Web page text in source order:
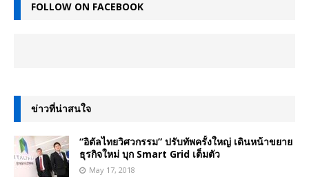
FOLLOW ON FACEBOOK
ข่าวที่น่าสนใจ
“อิตัลไทยวิศวกรรม” ปรับทัพครั้งใหญ่ เดินหน้าขยาย
ธุรกิจใหม่ บุก Smart Grid เต็มตัว
May 17, 2018